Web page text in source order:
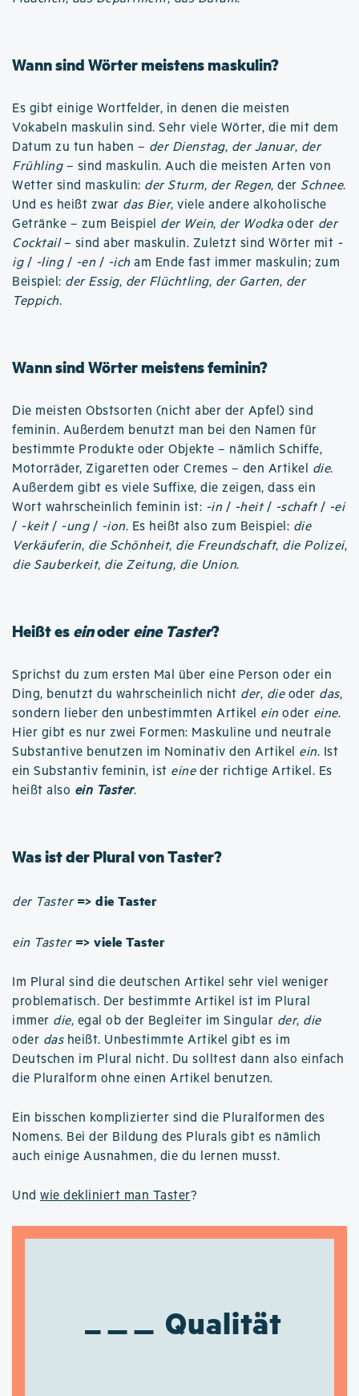
Wann sind Wörter meistens maskulin?
Es gibt einige Wortfelder, in denen die meisten
Vokabeln maskulin sind. Sehr viele Wörter, die mit dem
Datum zu tun haben – der Dienstag, der Januar, der
Frühling– sind maskulin. Auch die meisten Arten von
Wetter sind maskulin: der Sturm, der Regen, der Schnee.
Und es heißt zwar das Bier, viele andere alkoholische
Getränke – zum Beispiel der Wein, der Wodkaoder der
Cocktail– sind aber maskulin. Zuletzt sind Wörter mit -
ig/ -ling/ -en / -ich am Ende fast immer maskulin; zum
Beispiel: der Essig, der Flüchtling, der Garten, der
Teppich.
Wann sind Wörter meistens feminin?
Die meisten Obstsorten (nicht aber der Apfel) sind
feminin. Außerdem benutzt man bei den Namen für
bestimmte Produkte oder Objekte – nämlich Schiffe,
Motorräder, Zigaretten oder Cremes – den Artikel die.
Außerdem gibt es viele Suffixe, die zeigen, dass ein
Wort wahrscheinlich feminin ist: -in / -heit/ -schaft/ -ei
/ -keit/ -ung/ -ion. Es heißt also zum Beispiel: die
Verkäuferin, die Schönheit, die Freundschaft, die Polizei,
die Sauberkeit, die Zeitung, die Union.
Heißt eseinodereine Taster?
Sprichst du zum ersten Mal über eine Person oder ein
Ding, benutzt du wahrscheinlich nicht der, dieoder das,
sondern lieber den unbestimmten Artikel ein oder eine.
Hier gibt es nur zwei Formen: Maskuline und neutrale
Substantive benutzen im Nominativ den Artikel ein. Ist
ein Substantiv feminin, ist eineder richtige Artikel. Es
heißt also ein Taster.
Was ist der Plural von Taster?
der Taster => die Taster
ein Taster => viele Taster
Im Plural sind die deutschen Artikel sehr viel weniger
problematisch. Der bestimmte Artikel ist im Plural
immer die, egal ob der Begleiter im Singular der, die
oder dasheißt. Unbestimmte Artikel gibt es im
Deutschen im Plural nicht. Du solltest dann also einfach
die Pluralform ohne einen Artikel benutzen.
Ein bisschen komplizierter sind die Pluralformen des
Nomens. Bei der Bildung des Plurals gibt es nämlich
auch einige Ausnahmen, die du lernen musst.
Und wie dekliniert man Taster?
Qualität